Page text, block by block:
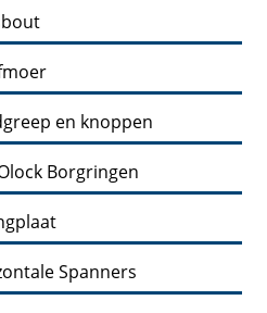
en knoppen
Borgringen
Spanners